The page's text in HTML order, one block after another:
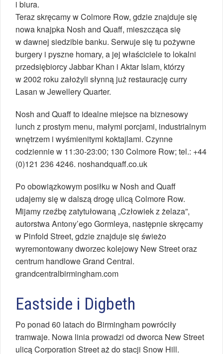
i biura.
Teraz skręcamy w Colmore Row, gdzie znajduje się
nowa knajpka Nosh and Quaff, mieszcząca się
w dawnej siedzibie banku. Serwuje się tu pożywne
burgery i pyszne homary, a jej właściciele to lokalni
przedsiębiorcy Jabbar Khan i Aktar Islam, którzy
w 2002 roku założyli słynną już restaurację curry
Lasan w Jewellery Quarter.
Nosh and Quaff to idealne miejsce na biznesowy
lunch z prostym menu, małymi porcjami, industrialnym
wnętrzem i wyśmienitymi koktajlami. Czynne
codziennie w 11:30-23:00; 130 Colmore Row; tel.: +44
(0)121 236 4246. noshandquaff.co.uk
Po obowiązkowym posiłku w Nosh and Quaff
udajemy się w dalszą drogę ulicą Colmore Row.
Mijamy rzeźbę zatytułowaną „Człowiek z żelaza”,
autorstwa Antony’ego Gormleya, następnie skręcamy
w Pinfold Street, gdzie znajduje się świeżo
wyremontowany dworzec kolejowy New Street oraz
centrum handlowe Grand Central.
grandcentralbirmingham.com
Eastside i Digbeth
Po ponad 60 latach do Birmingham powróciły
tramwaje. Nowa linia prowadzi od dworca New Street
ulicą Corporation Street aż do stacji Snow Hill.